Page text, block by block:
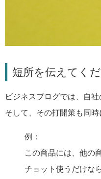
短所を伝えてくだ
ビジネスブログでは、自
そして、その打開策も同時
例：
この商品には、他の
チョット使うだけな